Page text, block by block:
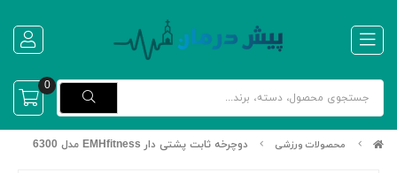
0
محصولات ورزشی دوچرخه ثابت پشتی دار EMHfitness مدل 6300